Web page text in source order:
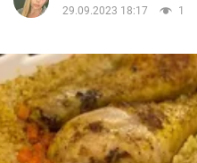
Polityka
Społeczeństwo
29.09.2023 18:17
1